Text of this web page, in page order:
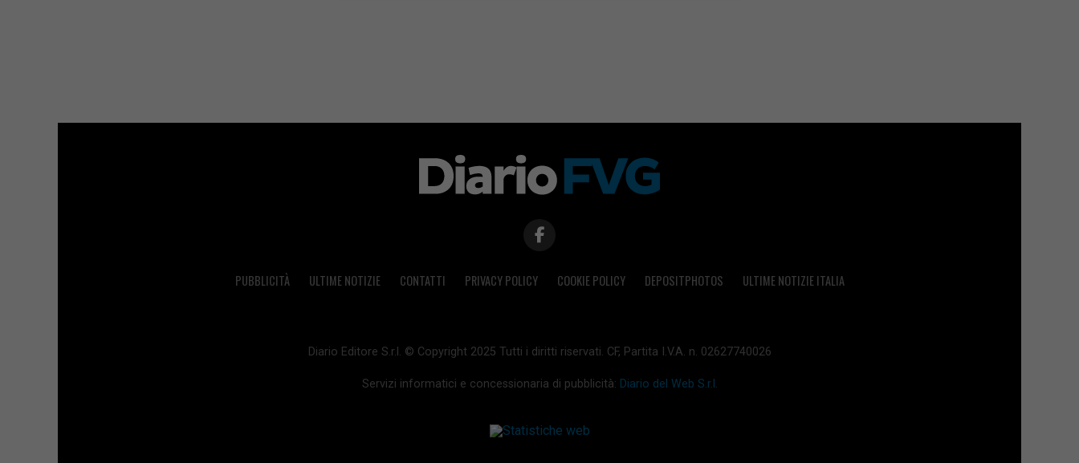
PUBBLICITÀ ULTIME NOTIZIE CONTATTI PRIVACY POLICY COOKIE POLICY DEPOSITPHOTOS ULTIME NOTIZIE ITALIA
Diario Editore S.r.l. © Copyright 2025 Tutti i diritti riservati. CF, Partita I.V.A. n. 02627740026
Servizi informatici e concessionaria di pubblicità: Diario del Web S.r.l.